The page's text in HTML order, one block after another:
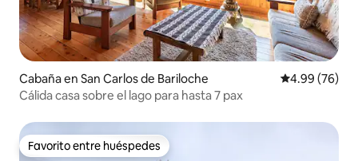
Cabaña en San Carlos de Bariloche Calificación
4.99 (76)
Cálida casa sobre el lago para hasta 7 pax
Favorito entre huéspedes
Favorito entre huéspedes